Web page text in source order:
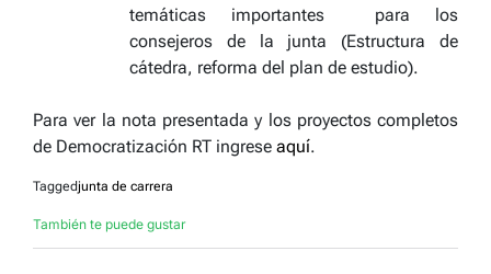
temáticas importantes para los
consejeros de la junta (Estructura de
cátedra, reforma del plan de estudio).
Para ver la nota presentada y los proyectos completos
de Democratización RT ingrese aquí.
Tagged junta de carrera
También te puede gustar